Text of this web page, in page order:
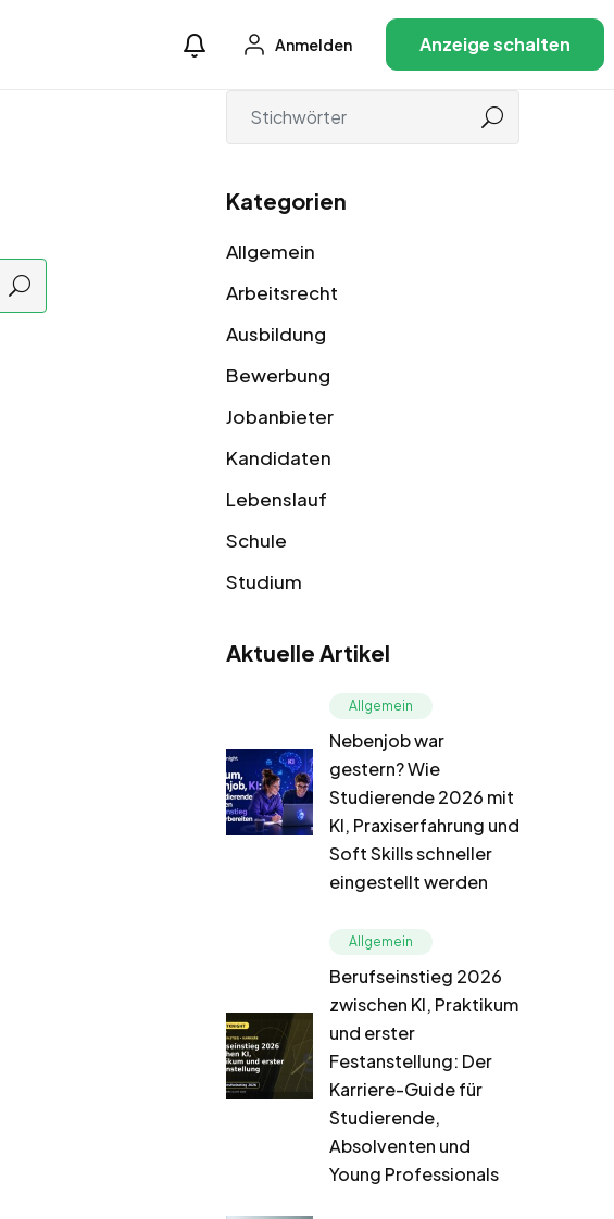
Anmelden Anzeige schalten
Kategorien
Allgemein
Arbeitsrecht
Ausbildung
Bewerbung
Jobanbieter
Kandidaten
Lebenslauf
Schule
Studium
Aktuelle Artikel
Allgemein
Nebenjob war
gestern? Wie
Studierende 2026 mit
KI, Praxiserfahrung und
Soft Skills schneller
eingestellt werden
Allgemein
Berufseinstieg 2026
zwischen KI, Praktikum
und erster
Festanstellung: Der
Karriere-Guide für
Studierende,
Absolventen und
Young Professionals